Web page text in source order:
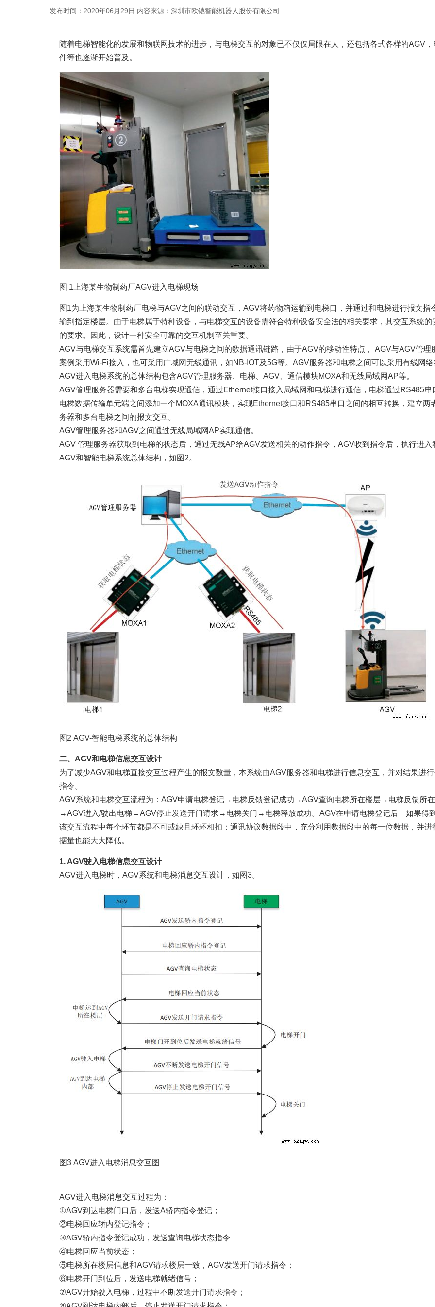
发布时间：2020年06月29日 内容来源：深圳市欧铠智能机器人股份有限公司
随着电梯智能化的发展和物联网技术的进步，与电梯交互的对象已不仅仅局限在人，还包括各式各样的AGV
件等也逐渐开始普及。
图 1上海某生物制药厂AGV进入电梯现场
图1为上海某生物制药厂电梯与AGV之间的联动交互，AGV将药物箱运输到电梯口，并通过和电梯进行报文
输到指定楼层。由于电梯属于特种设备，与电梯交互的设备需符合特种设备安全法的相关要求，其交互系统
的要求。因此，设计一种安全可靠的交互机制至关重要。
AGV与电梯交互系统需首先建立AGV与电梯之间的数据通讯链路，由于AGV的移动性特点， AGV与AGV管
案例采用Wi-Fi接入，也可采用广域网无线通讯，如NB-IOT及5G等。AGV服务器和电梯之间可以采用有线网络
AGV进入电梯系统的总体结构包含AGV管理服务器、电梯、AGV、通信模块MOXA和无线局域网AP等。
AGV管理服务器需要和多台电梯实现通信，通过Ethernet接口接入局域网和电梯进行通信，电梯通过RS485
电梯数据传输单元端之间添加一个MOXA通讯模块，实现Ethernet接口和RS485串口之间的相互转换，建立
务器和多台电梯之间的报文交互。
AGV管理服务器和AGV之间通过无线局域网AP实现通信。
AGV 管理服务器获取到电梯的状态后，通过无线AP给AGV发送相关的动作指令，AGV收到指令后，执行进入
AGV和智能电梯系统总体结构，如图2。
图2 AGV-智能电梯系统的总体结构
二、AGV和电梯信息交互设计
为了减少AGV和电梯直接交互过程产生的报文数量，本系统由AGV服务器和电梯进行信息交互，并对结果进
指令。
AGV系统和电梯交互流程为：AGV申请电梯登记→电梯反馈登记成功→AGV查询电梯所在楼层→电梯反馈所
→AGV进入/驶出电梯→AGV停止发送开门请求→电梯关门→电梯释放成功。AGV在申请电梯登记后，如果得
该交互流程中每个环节都是不可或缺且环环相扣；通讯协议数据段中，充分利用数据段中的每一位数据，并
据量也能大大降低。
1. AGV驶入电梯信息交互设计
AGV进入电梯时，AGV系统和电梯消息交互设计，如图3。
图3 AGV进入电梯消息交互图
AGV进入电梯消息交互过程为：
①AGV到达电梯门口后，发送A轿内指令登记；
②电梯回应轿内登记指令；
③AGV轿内指令登记成功，发送查询电梯状态指令；
④电梯回应当前状态；
⑤电梯所在楼层信息和AGV请求楼层一致，AGV发送开门请求指令；
⑥电梯开门到位后，发送电梯就绪信号；
⑦AGV开始驶入电梯，过程中不断发送开门请求指令；